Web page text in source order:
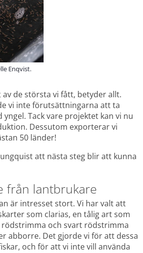
Enqvist.
de största vi fått, betyder allt.
vi inte förutsättningarna att ta
Tack vare projektet kan vi nu
Dessutom exporterar vi
50 länder!
att nästa steg blir att kunna
från lantbrukare
är intresset stort. Vi har valt att
som clarias, en tålig art som
och svart rödstrimma
abborre. Det gjorde vi för att dessa
och för att vi inte vill använda